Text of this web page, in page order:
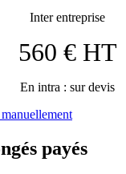
Inter entreprise
560 € HT
En intra : sur devis
payés